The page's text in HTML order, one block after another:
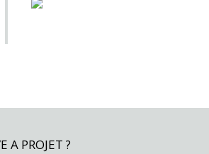
A PROJET ?